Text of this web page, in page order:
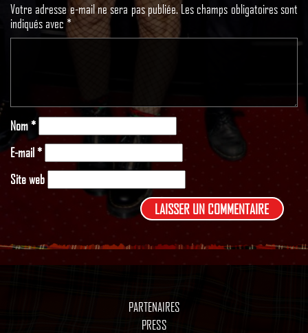
Votre adresse e-mail ne sera pas publiée.Les champs obligatoires sont
indiqués avec *
Nom*
E-mail*
Site web
PARTENAIRES
PRESS